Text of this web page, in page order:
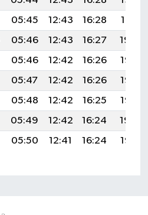
05:45 12:43 16:28
19:31
05:46 12:43 16:27
19:30
05:46 12:42 16:26
19:28
05:47 12:42 16:26
19:27
05:48 12:42 16:25
19:25
05:49 12:42 16:24
19:24
05:50 12:41 16:24 19:23